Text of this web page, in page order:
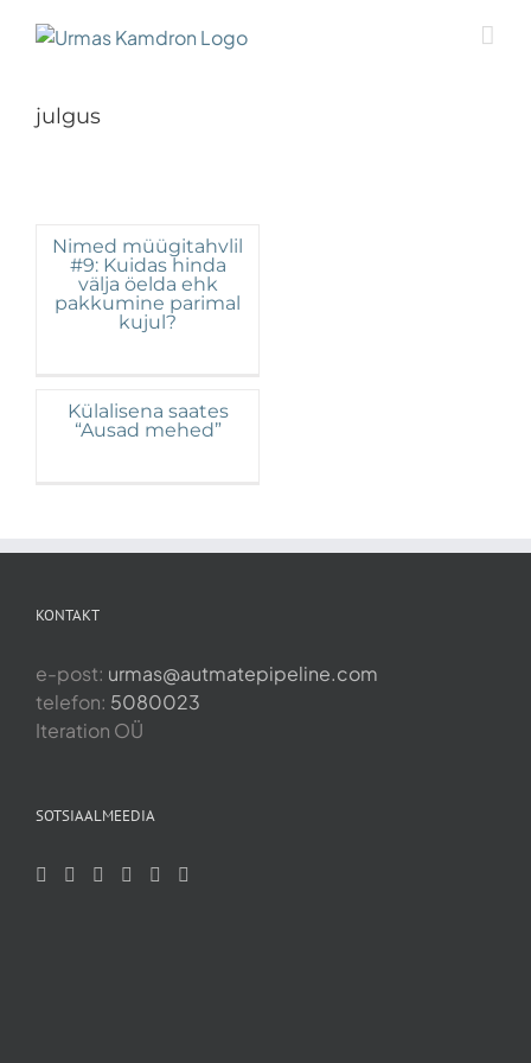
julgus
Nimed müügitahvlil
#9: Kuidas hinda
välja öelda ehk
pakkumine parimal
kujul?
Külalisena saates
“Ausad mehed”
KONTAKT
e-post: urmas@autmatepipeline.com
telefon: 5080023
Iteration OÜ
SOTSIAALMEEDIA